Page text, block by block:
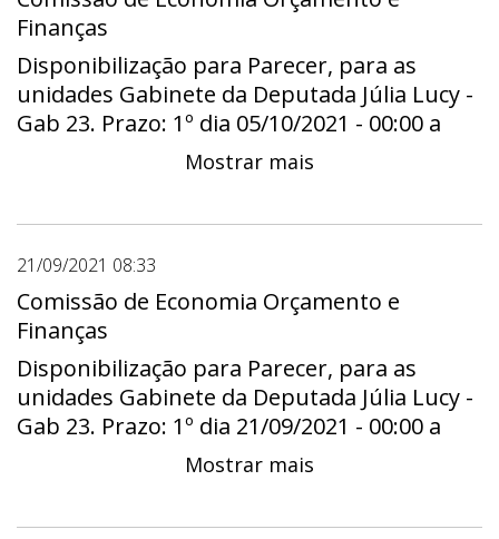
Finanças
Disponibilização para Parecer, para as
unidades Gabinete da Deputada Júlia Lucy -
Gab 23. Prazo: 1º dia 05/10/2021 - 00:00 a
útimo dia 20/10/2021 - 23:59
Mostrar mais
21/09/2021 08:33
Comissão de Economia Orçamento e
Finanças
Disponibilização para Parecer, para as
unidades Gabinete da Deputada Júlia Lucy -
Gab 23. Prazo: 1º dia 21/09/2021 - 00:00 a
útimo dia 04/10/2021 - 23:59
Mostrar mais